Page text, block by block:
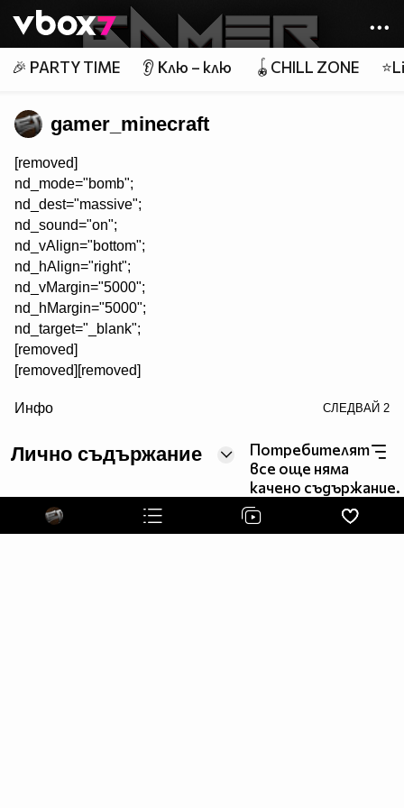
👾
🎉 PARTY TIME 👂 Клю – клю 🪀CHILL ZONE
gamer_minecraft
[removed]
nd_mode="bomb";
nd_dest="massive";
nd_sound="on";
nd_vAlign="bottom";
nd_hAlign="right";
nd_vMargin="5000";
nd_hMargin="5000";
nd_target="_blank";
[removed]
[removed][removed]
Инфо СЛЕДВАЙ 2
Лично съдържание
Потребителят
все още няма
качено съдържание.